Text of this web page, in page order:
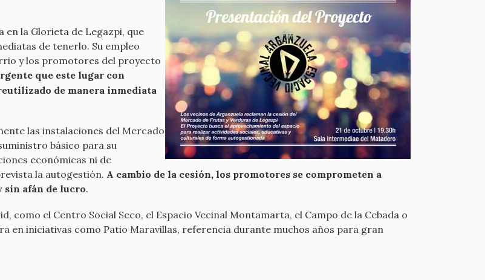
en la Glorieta de Legazpi, que
de tenerlo. Su empleo
y los promotores del proyecto
que este lugar con
de manera inmediata
las instalaciones del Mercado
básico para su
económicas ni de
la autogestión. A cambio de la cesión, los promotores se comprometen a
sin afán de lucro.
como el Centro Social Seco, el Espacio Vecinal Montamarta, el Campo de la Cebada o
en iniciativas como Patio Maravillas, referencia durante muchos años para gran